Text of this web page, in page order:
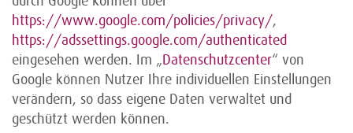
https://www.google.com/policies/privacy/,
https://adssettings.google.com/authenticated
eingesehen werden. Im „Datenschutzcenter“ von
Google können Nutzer Ihre individuellen Einstellungen
verändern, so dass eigene Daten verwaltet und
geschützt werden können.